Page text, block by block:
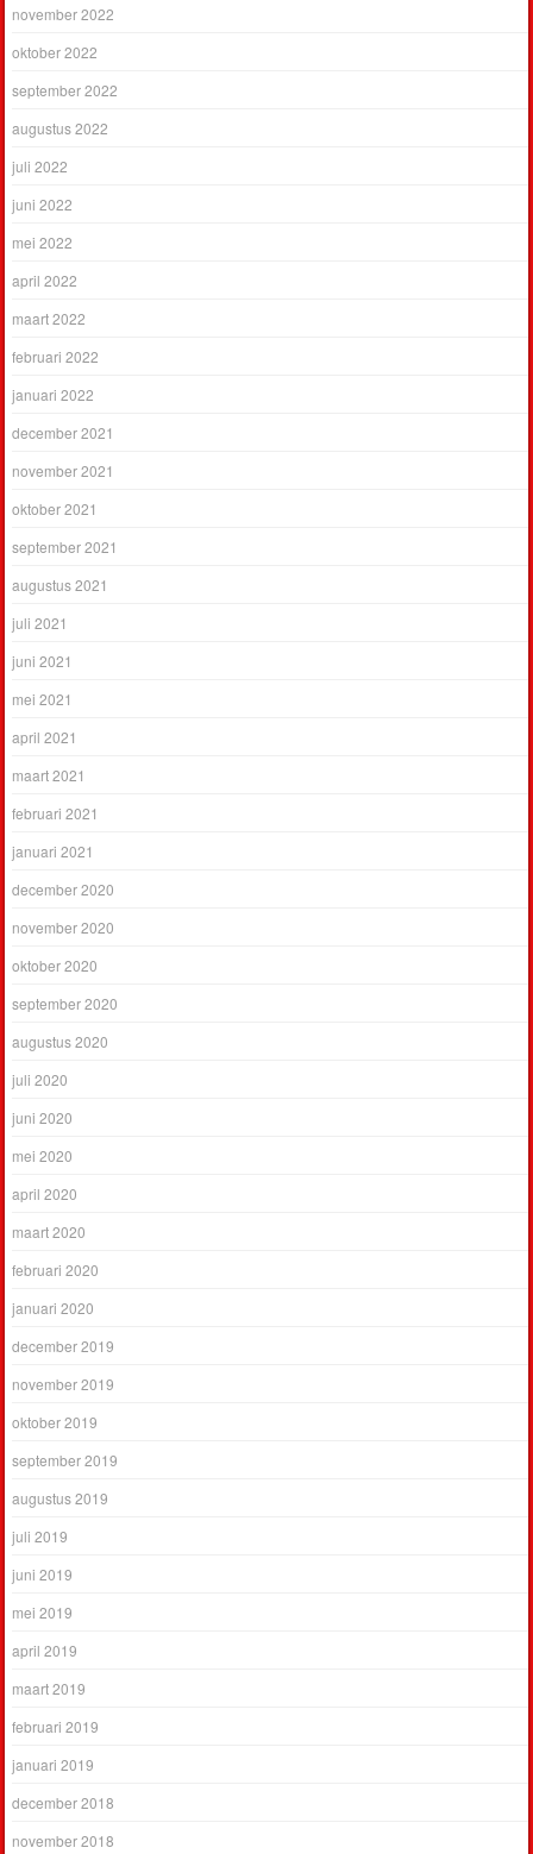
november 2022
oktober 2022
september 2022
augustus 2022
juli 2022
juni 2022
mei 2022
april 2022
maart 2022
februari 2022
januari 2022
december 2021
november 2021
oktober 2021
september 2021
augustus 2021
juli 2021
juni 2021
mei 2021
april 2021
maart 2021
februari 2021
januari 2021
december 2020
november 2020
oktober 2020
september 2020
augustus 2020
juli 2020
juni 2020
mei 2020
april 2020
maart 2020
februari 2020
januari 2020
december 2019
november 2019
oktober 2019
september 2019
augustus 2019
juli 2019
juni 2019
mei 2019
april 2019
maart 2019
februari 2019
januari 2019
december 2018
november 2018